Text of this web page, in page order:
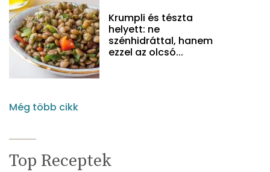
Krumpli és tészta
helyett: ne
szénhidráttal, hanem
ezzel az olcsó...
Még több cikk
Top Receptek